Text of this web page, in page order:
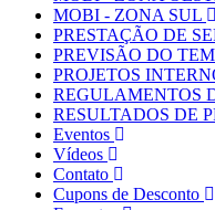
MOBI - ZONA SUL
PRESTAÇÃO DE
PREVISÃO DO
PROJETOS
REGULAMENTOS
RESULTADOS DE
Eventos
Vídeos
Contato
Cupons de Desconto